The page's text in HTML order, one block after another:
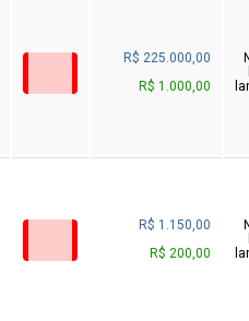
R$ 225.000,00
R$ 1.000,00
R$ 1.150,00
R$ 200,00